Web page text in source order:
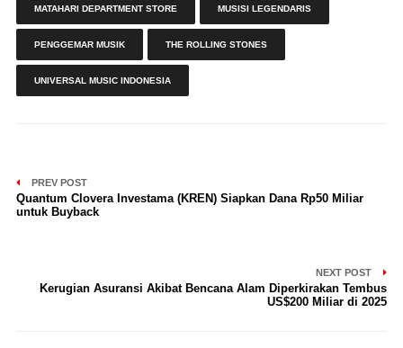
MATAHARI DEPARTMENT STORE MUSISI LEGENDARIS
PENGGEMAR MUSIK THE ROLLING STONES
UNIVERSAL MUSIC INDONESIA
PREV POST
Quantum Clovera Investama (KREN) Siapkan Dana Rp50 Miliar
untuk Buyback
NEXT POST
Kerugian Asuransi Akibat Bencana Alam Diperkirakan Tembus
US$200 Miliar di 2025